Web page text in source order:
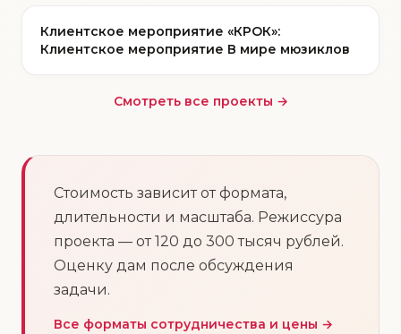
Клиентское мероприятие «КРОК»:
Клиентское мероприятие В мире мюзиклов
Смотреть все проекты →
Стоимость зависит от формата,
длительности и масштаба. Режиссура
проекта — от 120 до 300 тысяч рублей.
Оценку дам после обсуждения
задачи.
Все форматы сотрудничества и цены →